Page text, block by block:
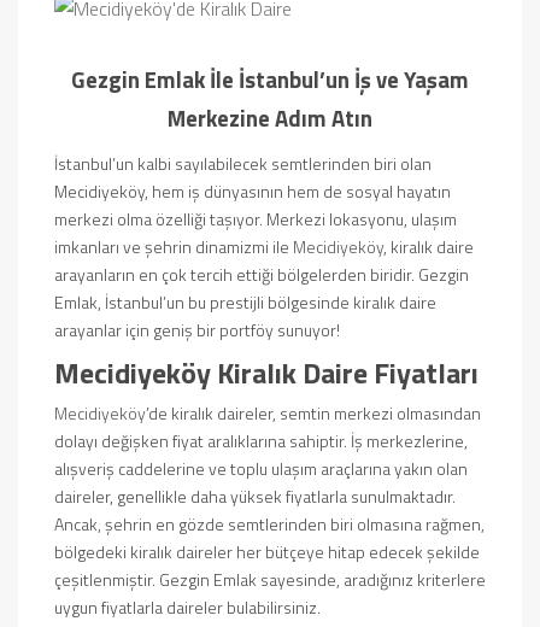
Gezgin Emlak İle İstanbul’un İş ve Yaşam
Merkezine Adım Atın
İstanbul’un kalbi sayılabilecek semtlerinden biri olan
Mecidiyeköy, hem iş dünyasının hem de sosyal hayatın
merkezi olma özelliği taşıyor. Merkezi lokasyonu, ulaşım
imkanları ve şehrin dinamizmi ile Mecidiyeköy, kiralık daire
arayanların en çok tercih ettiği bölgelerden biridir. Gezgin
Emlak, İstanbul’un bu prestijli bölgesinde kiralık daire
arayanlar için geniş bir portföy sunuyor!
Mecidiyeköy Kiralık Daire Fiyatları
Mecidiyeköy’de kiralık daireler, semtin merkezi olmasından
dolayı değişken fiyat aralıklarına sahiptir. İş merkezlerine,
alışveriş caddelerine ve toplu ulaşım araçlarına yakın olan
daireler, genellikle daha yüksek fiyatlarla sunulmaktadır.
Ancak, şehrin en gözde semtlerinden biri olmasına rağmen,
bölgedeki kiralık daireler her bütçeye hitap edecek şekilde
çeşitlenmiştir. Gezgin Emlak sayesinde, aradığınız kriterlere
uygun fiyatlarla daireler bulabilirsiniz.